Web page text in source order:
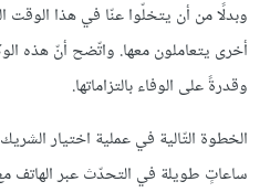
وبدلًا من أن يتخلّوا عنّا في هذا الوقت
أخرى يتعاملون معها. واتّضح أنّ هذه
وقدرةً على الوفاء بالتزاماتها.
الخطوة التّالية في عملية اختيار
ساعاتٍ طويلة في التحدّث عبر الهاتف مع